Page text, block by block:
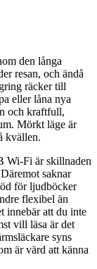
den långa
resan, och ändå
räcker till
eller låna nya
och kraftfull,
Mörkt läge är
kvällen.
Wi-Fi är skillnaden
saknar
för ljudböcker
flexibel än
innebär att du inte
vill läsa är det
syns
är värd att känna